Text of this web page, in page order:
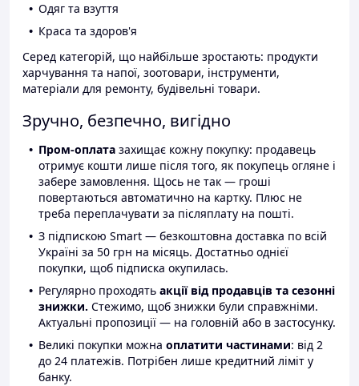
Одяг та взуття
Краса та здоров'я
Серед категорій, що найбільше зростають: продукти
харчування та напої, зоотовари, інструменти,
матеріали для ремонту, будівельні товари.
Зручно, безпечно, вигідно
Пром-оплата захищає кожну покупку: продавець
отримує кошти лише після того, як покупець огляне і
забере замовлення. Щось не так — гроші
повертаються автоматично на картку. Плюс не
треба переплачувати за післяплату на пошті.
З підпискою Smart — безкоштовна доставка по всій
Україні за 50 грн на місяць. Достатньо однієї
покупки, щоб підписка окупилась.
Регулярно проходять акції від продавців та сезонні
знижки. Стежимо, щоб знижки були справжніми.
Актуальні пропозиції — на головній або в застосунку.
Великі покупки можна оплатити частинами: від 2
до 24 платежів. Потрібен лише кредитний ліміт у
банку.